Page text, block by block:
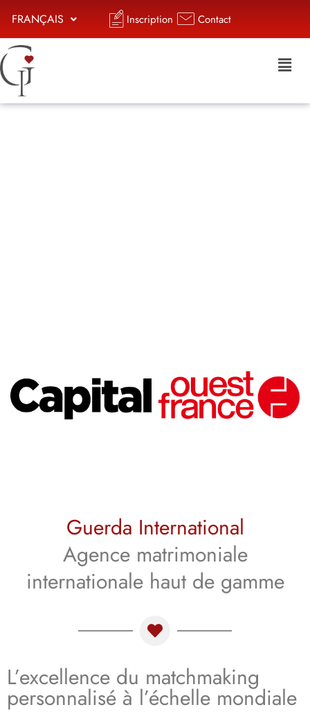
FRANÇAIS Inscription Contact
Guerda International
Agence matrimoniale
internationale haut de gamme
L’excellence du matchmaking
personnalisé à l’échelle mondiale